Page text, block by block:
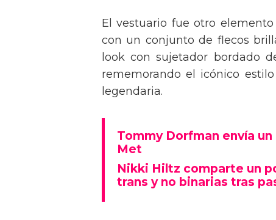
El vestuario fue otro
con un conjunto de flecos
look con sujetador bordado
rememorando el icónico
legendaria.
Tommy Dorfman envía
Met
Nikki Hiltz comparte un
trans y no binarias tras